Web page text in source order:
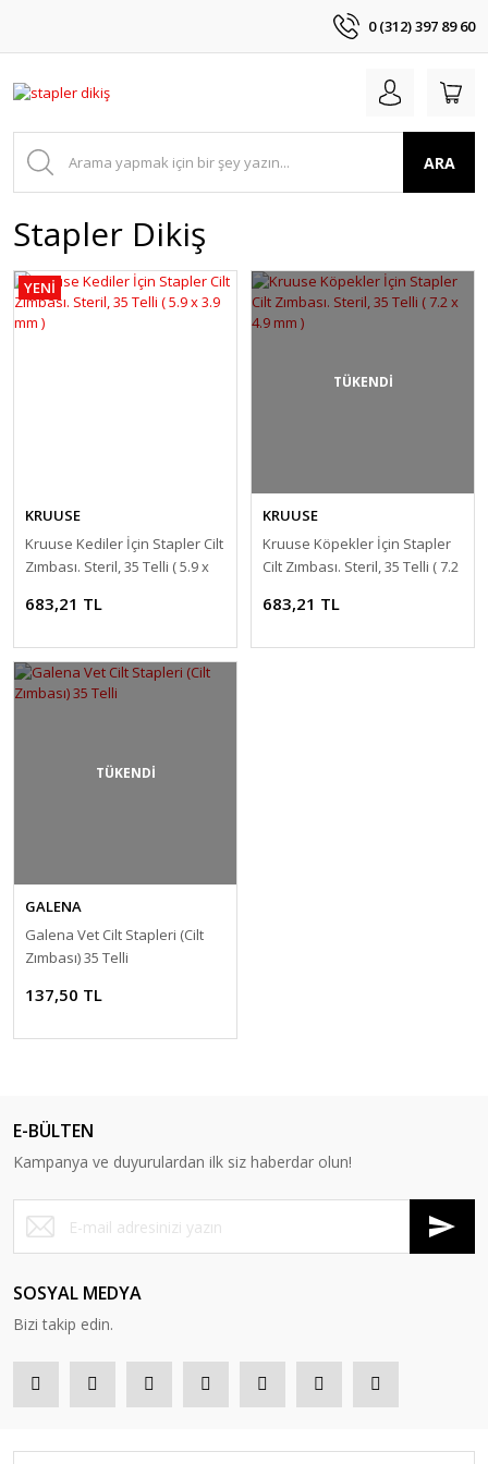
0 (312) 397 89 60
ARA
Stapler Dikiş
YENİ
KRUUSE
Kruuse Kediler İçin Stapler Cilt
Zımbası. Steril, 35 Telli ( 5.9 x
683,21 TL
TÜKENDİ
KRUUSE
Kruuse Köpekler İçin Stapler
Cilt Zımbası. Steril, 35 Telli ( 7.2
683,21 TL
TÜKENDİ
GALENA
Galena Vet Cilt Stapleri (Cilt
Zımbası) 35 Telli
137,50 TL
E-BÜLTEN
Kampanya ve duyurulardan ilk siz haberdar olun!
SOSYAL MEDYA
Bizi takip edin.